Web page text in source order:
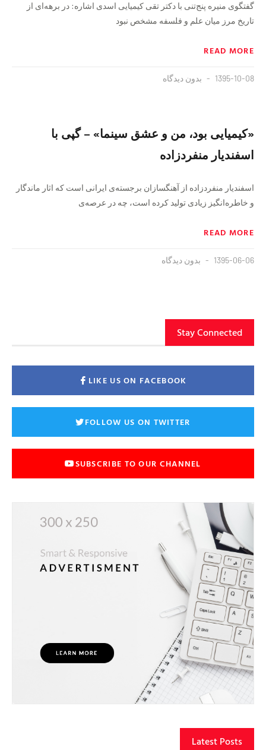
گفتگوی منیره پنج‌تنی با دکتر تقی کیمیایی اسدی اشاره: در برهه‌ای از
تاریخ مرز میان علم و فلسفه مشخص نبود
READ MORE
1395-10-08 بدون دیدگاه
«کیمیایی بود، من و عشق سینما» – گپی با
اسفندیار منفردزاده
اسفندیار منفردزاده از آهنگسازان برجسته‌ی ایرانی است که اثار ماندگار
و خاطره‌انگیز زیادی تولید کرده است، چه در عرصه‌ی
READ MORE
1395-06-06 بدون دیدگاه
Stay Connected
LIKE US ON FACEBOOK
FOLLOW US ON TWITTER
SUBSCRIBE TO OUR CHANNEL
Latest Posts